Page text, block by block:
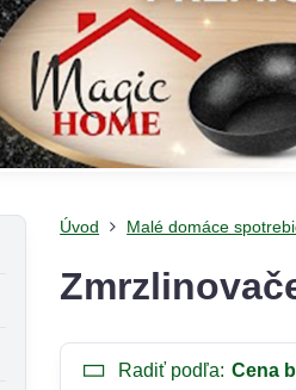
Úvod Malé domáce
Radiť podľa: Cena